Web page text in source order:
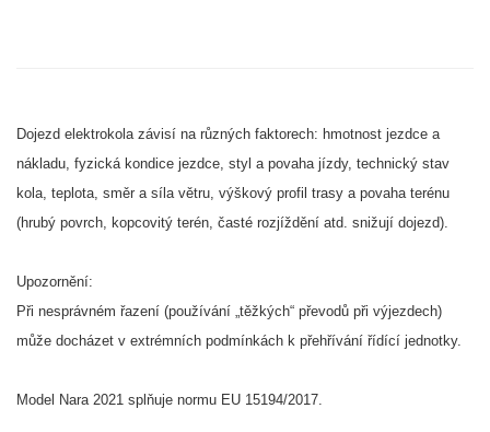
Dojezd elektrokola závisí na různých faktorech: hmotnost jezdce a
nákladu, fyzická kondice jezdce, styl a povaha jízdy, technický stav
kola, teplota, směr a síla větru, výškový profil trasy a povaha terénu
(hrubý povrch, kopcovitý terén, časté rozjíždění atd. snižují dojezd).
Upozornění:
Při nesprávném řazení (používání „těžkých“ převodů při výjezdech)
může docházet v extrémních podmínkách k přehřívání řídící jednotky.
Model Nara 2021 splňuje normu EU 15194/2017.